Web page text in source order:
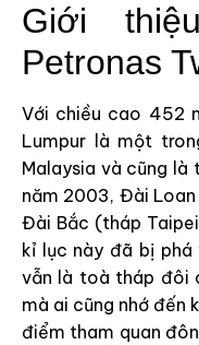
Giới
Petronas
Với chiều cao 452
Lumpur là một
Malaysia và cũng
năm 2003, Đài
Đài Bắc (tháp
kỉ lục này đã bị phá
vẫn là toà tháp đôi
mà ai cũng nhớ đến
điểm tham quan